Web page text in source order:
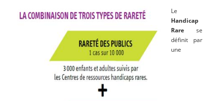
Le
Handicap
Rare se
définit par
une